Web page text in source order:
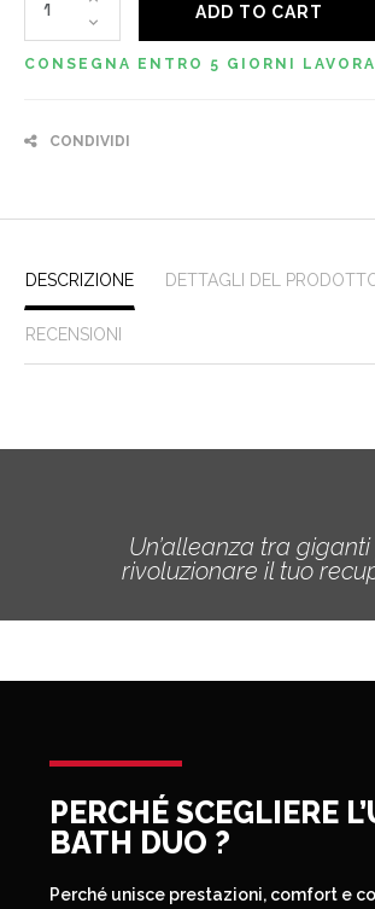
ADD TO CART
CONSEGNA ENTRO 5 GIORNI
CONDIVIDI
DESCRIZIONE DETTAGLI DEL
RECENSIONI
Un’alleanza tra
rivoluzionare il tuo
PERCHÉ SCEGLIERE
BATH DUO ?
Perché unisce prestazioni, comfort e